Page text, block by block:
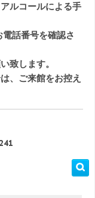
ルコールによる手
話番号を確認さ
致します。
、ご来館をお控え